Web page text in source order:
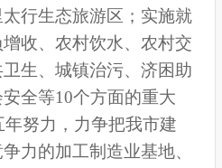
行生态旅游区；实施就
收、农村饮水、农村交
生、城镇治污、济困助
全等10个方面的重大
努力，力争把我市建
力的加工制造业基地、